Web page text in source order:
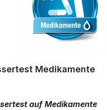
Medikamente
auf Medikamente